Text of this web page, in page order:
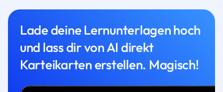
Lade deine Lernunterlagen hoch
und lass dir von AI direkt
Karteikarten erstellen. Magisch!